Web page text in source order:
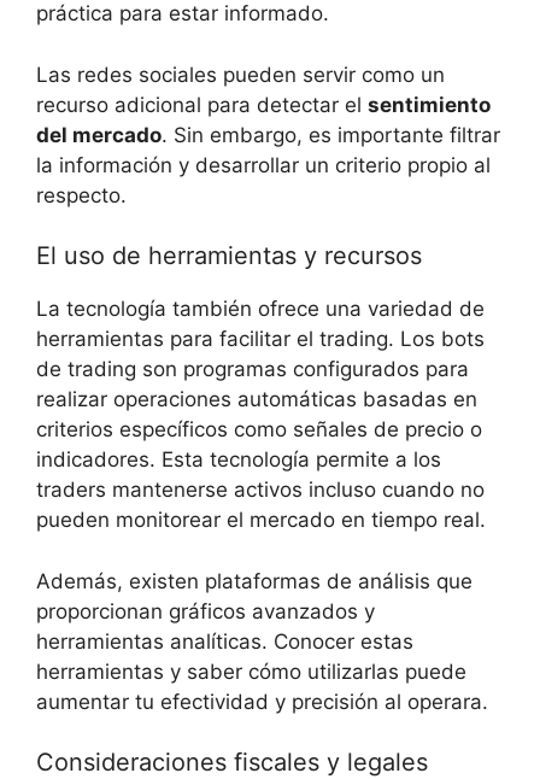
‌práctica para‍ estar⁢ informado.
Las redes sociales pueden ⁢servir como ‌un
recurso‌ adicional para detectar el sentimiento
del mercado. ​Sin embargo,⁢ es importante filtrar
la información y desarrollar un criterio⁣ propio ⁤al
respecto.
El uso⁣ de herramientas⁤ y recursos
La⁣ tecnología también‍ ofrece una variedad de
herramientas⁢ para‌ facilitar el trading.​ Los bots
⁤de trading son‌ programas configurados para
realizar​ operaciones automáticas⁣ basadas en
criterios específicos⁢ como señales ‍de⁣ precio o‌
indicadores. Esta tecnología permite ⁤a los
traders mantenerse ‍activos incluso cuando ‌no
pueden monitorear​ el mercado en ⁤tiempo real.
Además, existen plataformas de⁤ análisis que
proporcionan ‍gráficos‍ avanzados y
herramientas‌ analíticas. Conocer ​estas
⁣herramientas y⁣ saber cómo utilizarlas ⁢puede
aumentar‍ tu efectividad y precisión ​al operara.
Consideraciones fiscales y legales